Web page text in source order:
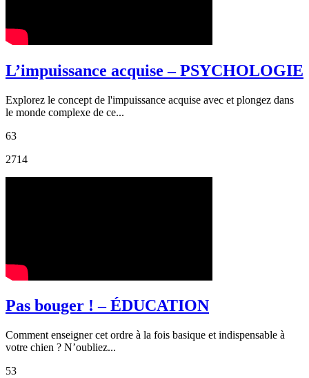
L’impuissance acquise – PSYCHOLOGIE
Explorez le concept de l'impuissance acquise avec et plongez dans
le monde complexe de ce...
63
2714
Pas bouger ! – ÉDUCATION
Comment enseigner cet ordre à la fois basique et indispensable à
votre chien ? N’oubliez...
53